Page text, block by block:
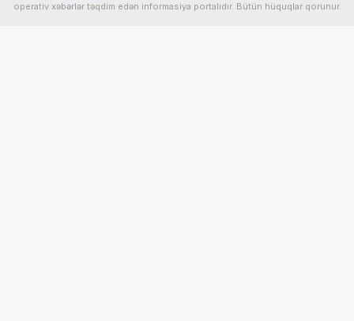
operativ xəbərlər təqdim edən informasiya portalıdır. Bütün hüquqlar qorunur.